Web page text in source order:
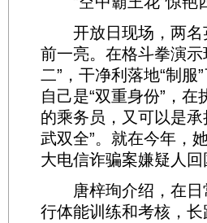
开放日现场，两名
前一亮。在格斗拳演
二”，干净利落地“制
自己是“双重身份”，
的乘务员，又可以是
武双全”。就在今年，
大电信诈骗案嫌疑人回
唐梓珣介绍，在日
行体能训练和考核，